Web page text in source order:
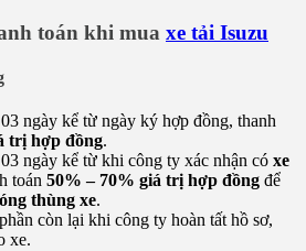
toán khi mua xe tải Isuzu
ngày kể từ ngày ký hợp đồng, thanh
trị hợp đồng.
ngày kể từ khi công ty xác nhận có xe
toán 50% – 70% giá trị hợp đồng để
thùng xe.
còn lại khi công ty hoàn tất hồ sơ,
xe.